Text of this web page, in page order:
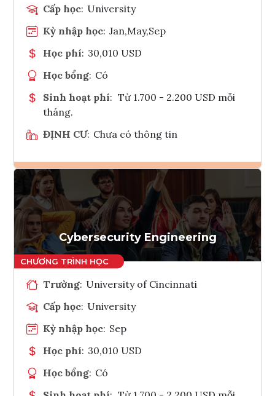
Cấp học: University
Kỳ nhập học: Jan,May,Sep
Học phí: 30,010 USD
Học bổng: Có
Sinh hoạt phí: Từ 1.700 - 2.200 USD mỗi
tháng.
ĐỊNH CƯ: Chưa có thông tin
Ghi danh
Tham vấn Interlink
Cybersecurity Engineering
Trường: University of Cincinnati
Cấp học: University
Kỳ nhập học: Sep
Học phí: 30,010 USD
Học bổng: Có